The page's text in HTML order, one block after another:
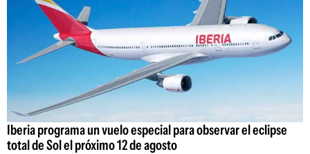
Iberia programa un vuelo especial para observar el eclipse
total de Sol el próximo 12 de agosto